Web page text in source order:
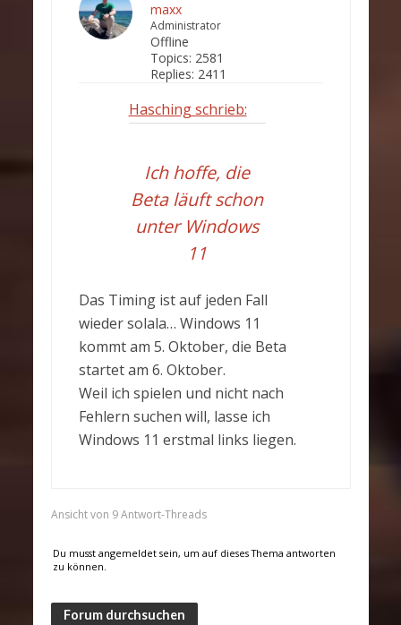
maxx
Administrator
Offline
Topics: 2581
Replies: 2411
Hasching schrieb:
Ich hoffe, die
Beta läuft schon
unter Windows
11
Das Timing ist auf jeden Fall
wieder solala… Windows 11
kommt am 5. Oktober, die Beta
startet am 6. Oktober.
Weil ich spielen und nicht nach
Fehlern suchen will, lasse ich
Windows 11 erstmal links liegen.
Ansicht von 9 Antwort-Threads
Du musst angemeldet sein, um auf dieses Thema antworten
zu können.
Forum durchsuchen